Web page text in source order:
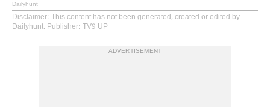
Dailyhunt
Disclaimer: This content has not been generated, created or edited by
Dailyhunt. Publisher: TV9 UP
ADVERTISEMENT